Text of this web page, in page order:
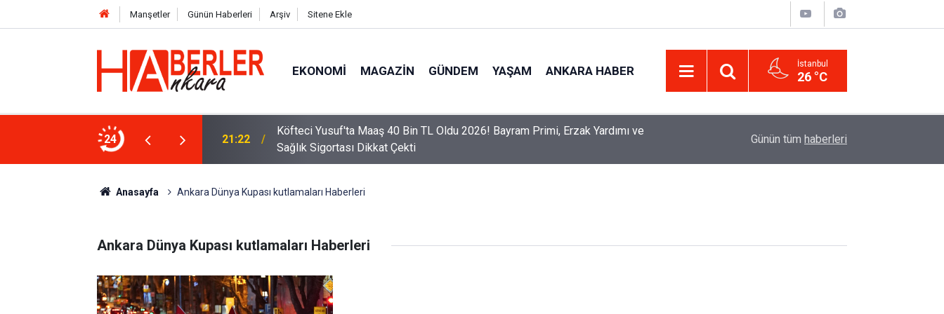
Manşetler Günün Haberleri Arşiv Sitene Ekle
EKONOMI MAGAZIN GÜNDEM YAŞAM ANKARA HABER İstanbul
26 °C
24
Hakan Fidan’ı Murat Aygen
21:22
Köfteci Yusuf'ta Maaş 40 Bin TL Oldu 2026! Bayram Primi, Erzak Yardımı ve
Sağlık Sigortası Dikkat Çekti
Sürücüler Dikkat! Yeni Dönemde 3 İhlal Ehliyet
Günün tüm haberleri
Anasayfa Ankara Dünya Kupası kutlamaları Haberleri
Ankara Dünya Kupası kutlamaları Haberleri